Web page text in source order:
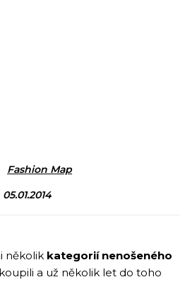
Fashion Map
05.01.2014
několik kategorií nenošeného
a už několik let do toho